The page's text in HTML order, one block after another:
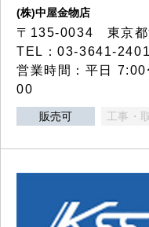
(株)中屋金物店
〒135-0034 東京都
TEL：03-3641-
営業時間：平日
00
販売可 工事・